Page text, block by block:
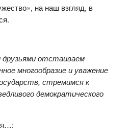
на наш взгляд, в
отстаиваем
многообразие и уважение
стремимся к
демократического